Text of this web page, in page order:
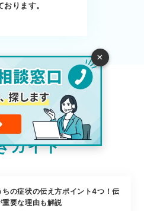
×
ります。
かる
通院・
ガイド
ちの症状の伝え方ポイント4つ！伝
重要な理由も解説